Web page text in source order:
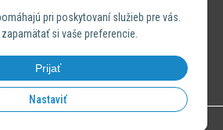
pri poskytovaní služieb pre vás.
si vaše preferencie.
Prijať
Nastaviť